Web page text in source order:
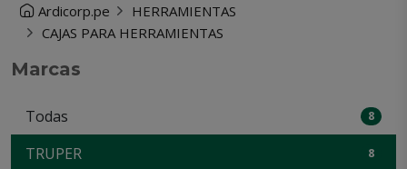
Ardicorp.pe
HERRAMIENTAS
CAJAS PARA HERRAMIENTAS
Marcas
Todas 8
TRUPER 8